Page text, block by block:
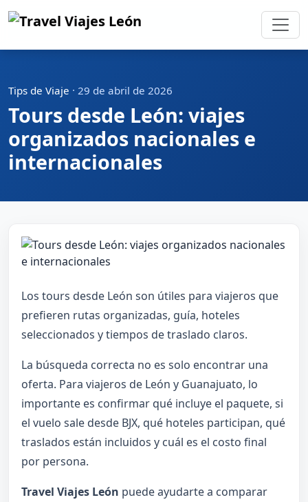
Tips de Viaje · 29 de abril de 2026
Tours desde León: viajes
organizados nacionales e
internacionales
Los tours desde León son útiles para viajeros que
prefieren rutas organizadas, guía, hoteles
seleccionados y tiempos de traslado claros.
La búsqueda correcta no es solo encontrar una
oferta. Para viajeros de León y Guanajuato, lo
importante es confirmar qué incluye el paquete, si
el vuelo sale desde BJX, qué hoteles participan, qué
traslados están incluidos y cuál es el costo final
por persona.
Travel Viajes León puede ayudarte a comparar